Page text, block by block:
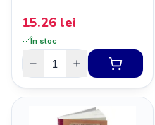
15.26 lei
În stoc